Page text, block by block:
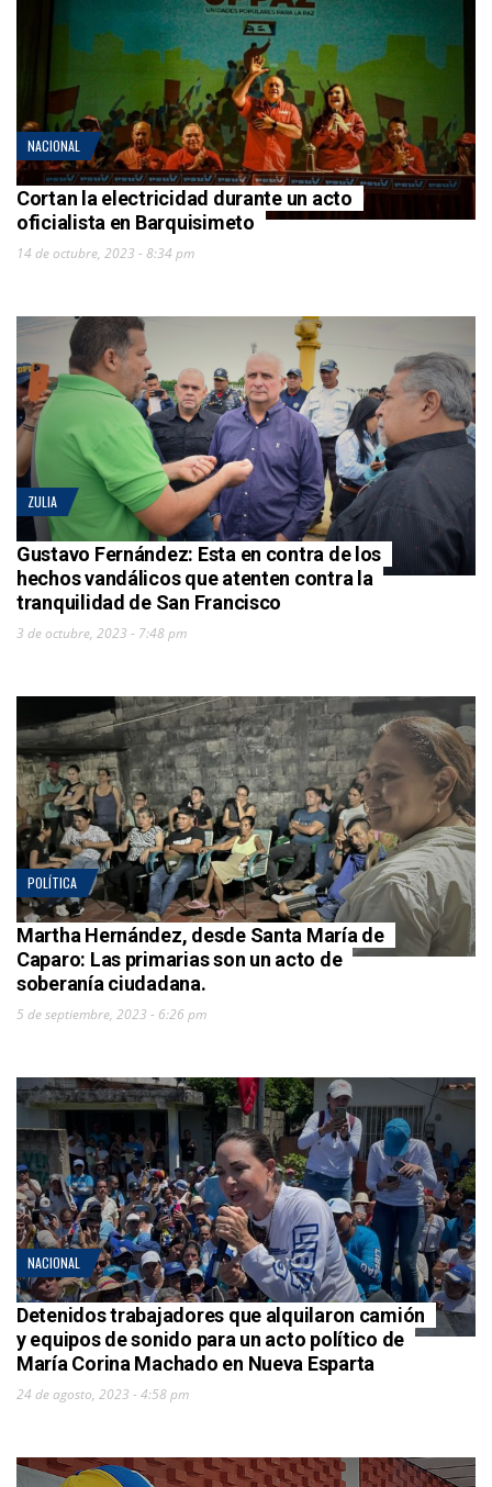
NACIONAL
Cortan la electricidad durante un acto
oficialista en Barquisimeto
14 de octubre, 2023 - 8:34 pm
ZULIA
Gustavo Fernández: Esta en contra de los
hechos vandálicos que atenten contra la
tranquilidad de San Francisco
3 de octubre, 2023 - 7:48 pm
POLÍTICA
Martha Hernández, desde Santa María de
Caparo: Las primarias son un acto de
soberanía ciudadana.
5 de septiembre, 2023 - 6:26 pm
NACIONAL
Detenidos trabajadores que alquilaron camión
y equipos de sonido para un acto político de
María Corina Machado en Nueva Esparta
24 de agosto, 2023 - 4:58 pm